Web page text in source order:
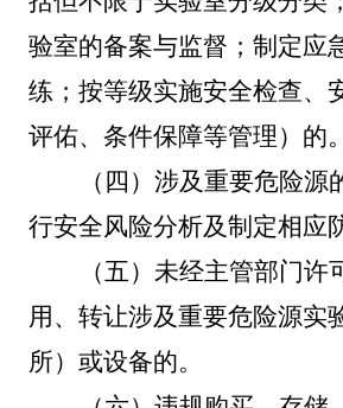
验室的备案与监督；制定应
练；按等级实施安全检查、
评佑、条件保障等管理）的。
（四）涉及重要危险
行安全风险分析及制定相应
（五）未经主管部门许
用、转让涉及重要危险源实
所）或设备的。